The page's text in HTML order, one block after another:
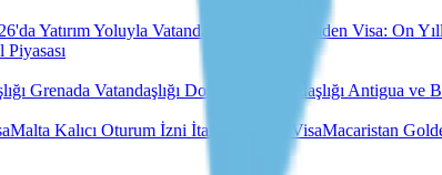
Yatırım Yoluyla Vatandaşlık Portekiz Golden Visa: On
Grenada Vatandaşlığı Dominika Vatandaşlığı Antigua ve
Malta Kalıcı Oturum İzni İtalya Golden VisaMacaristan